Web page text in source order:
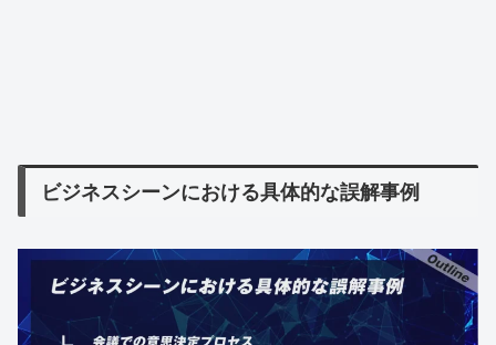
ビジネスシーンにおける具体的な誤解事例